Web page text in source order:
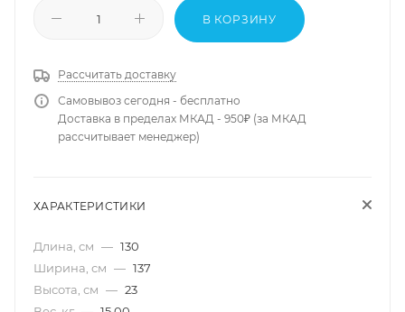
В КОРЗИНУ
Рассчитать доставку
Самовывоз сегодня - бесплатно
Доставка в пределах МКАД - 950₽ (за МКАД
рассчитывает менеджер)
ХАРАКТЕРИСТИКИ
Длина, см — 130
Ширина, см — 137
Высота, см — 23